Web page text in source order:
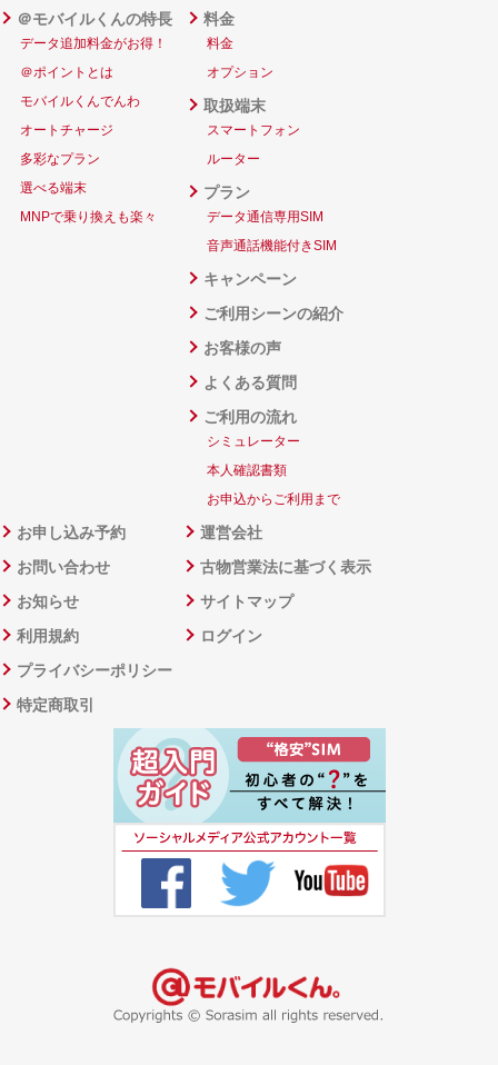
＠モバイルくんの特長
データ追加料金がお得！
＠ポイントとは
モバイルくんでんわ
オートチャージ
多彩なプラン
選べる端末
MNPで乗り換えも楽々
料金
料金
オプション
取扱端末
スマートフォン
ルーター
プラン
データ通信専用SIM
音声通話機能付きSIM
キャンペーン
ご利用シーンの紹介
お客様の声
よくある質問
ご利用の流れ
シミュレーター
本人確認書類
お申込からご利用まで
お申し込み予約
お問い合わせ
お知らせ
利用規約
プライバシーポリシー
特定商取引
運営会社
古物営業法に基づく表示
サイトマップ
ログイン